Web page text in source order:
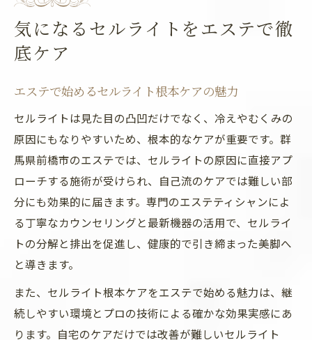
エステ選びで失敗しないためのポイント
セルライト除去ならエステの効果に注目
エステで叶えるセルライト除去の最新技術
エステ施術の流れと期待できる変化とは
前橋市で美脚を目指すセルライト対策術
前橋エステの美脚ケアはここが違う
セルライト除去に役立つサロン活用法
痩身エステで美脚を実現する流れを紹介
セルライトに強いエステマシンの特徴とは
エステと自宅ケアの効果的な組み合わせ
エステを活用した下半身の悩み解消法
気になるセルライトをエステで徹
底ケア
エステで始めるセルライト根本ケアの魅力
セルライトは見た目の凸凹だけでなく、冷えやむくみの
原因にもなりやすいため、根本的なケアが重要です。群
馬県前橋市のエステでは、セルライトの原因に直接アプ
ローチする施術が受けられ、自己流のケアでは難しい部
分にも効果的に届きます。専門のエステティシャンによ
る丁寧なカウンセリングと最新機器の活用で、セルライ
トの分解と排出を促進し、健康的で引き締まった美脚へ
と導きます。
また、セルライト根本ケアをエステで始める魅力は、継
続しやすい環境とプロの技術による確かな効果実感にあ
ります。自宅のケアだけでは改善が難しいセルライト